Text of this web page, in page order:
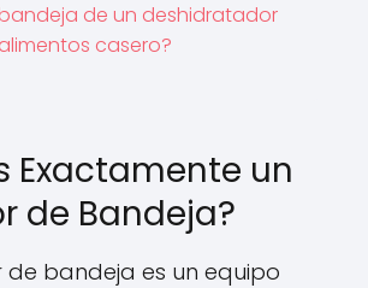
de un deshidratador
casero?
Exactamente un
de Bandeja?
de bandeja es un equipo